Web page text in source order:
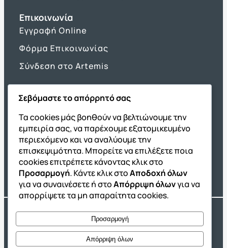
Επικοινωνία
Εγγραφή Online
Φόρμα Επικοινωνίας
Σύνδεση στο Artemis
Όμιλος ΔΙΑΚΡΟΤΗΜΑ
ΔΙΑΚΡΟΤΗΜΑ@Home
Σχολική Μελέτη After School
Εκδόσεις Καλαϊτζίδη
Franchise ΔΙΑΚΡΟΤΗΜΑ
Copyright® 2004 –2026Εκπαιδευτικός Όμιλος ΔΙΑΚΡΟΤΗΜΑ®. Αρ.
Γ.Ε.Μ.Η.: 54967109000.
Oceancube – Hosted by
Σεβόμαστε το απόρρητό σας
Τα cookies μάς βοηθούν να βελτιώνουμε την
εμπειρία σας, να παρέχουμε εξατομικευμένο
περιεχόμενο και να αναλύουμε την
επισκεψιμότητα. Μπορείτε να επιλέξετε ποια
cookies επιτρέπετε κάνοντας κλικ στο
Προσαρμογή. Κάντε κλικ στοΑποδοχή όλων
για να συναινέσετε ή στοΑπόρριψη όλωνγια να
απορρίψετε τα μη απαραίτητα cookies.
Προσαρμογή
Απόρριψη όλων